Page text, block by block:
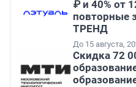
₽ и 40% от
повторные
ТРЕНД
До 15 августа,
Скидка 72